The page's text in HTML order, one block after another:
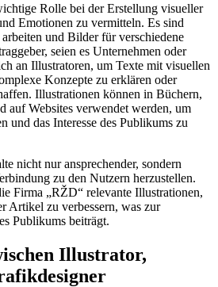
Rolle bei der Erstellung visueller
Emotionen zu vermitteln. Es sind
und Bilder für verschiedene
seien es Unternehmen oder
an Illustratoren, um Texte mit visuellen
Konzepte zu erklären oder
Illustrationen können in Büchern,
auf Websites verwendet werden, um
und das Interesse des Publikums zu
nicht nur ansprechender, sondern
zu den Nutzern herzustellen.
Firma „RŽD“ relevante Illustrationen,
Artikel zu verbessern, was zur
Publikums beiträgt.
Illustrator,